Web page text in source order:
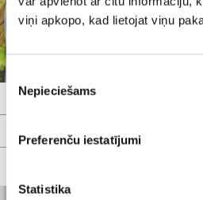
viņi apkopo, kad lietojat viņu
izvēle
Nepieciešams
Preferenču iestatījumi
Statistika